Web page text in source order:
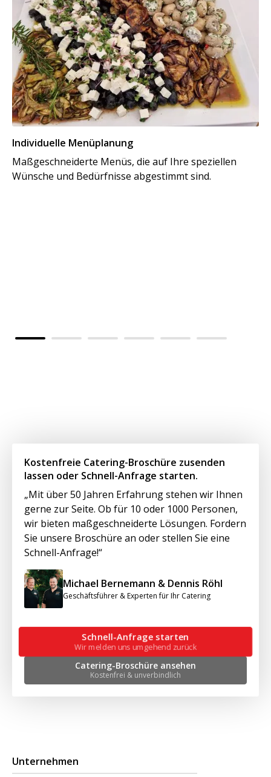
Individuelle Menüplanung
Maßgeschneiderte Menüs, die auf Ihre speziellen
Wünsche und Bedürfnisse abgestimmt sind.
Kostenfreie Catering-Broschüre zusenden
lassen oder Schnell-Anfrage starten.
„Mit über 50 Jahren Erfahrung stehen wir Ihnen
gerne zur Seite. Ob für 10 oder 1000 Personen,
wir bieten maßgeschneiderte Lösungen. Fordern
Sie unsere Broschüre an oder stellen Sie eine
Schnell-Anfrage!“
Michael Bernemann & Dennis Röhl
Geschäftsführer & Experten für Ihr Catering
Schnell-Anfrage starten
Wir melden uns umgehend zurück
Catering-Broschüre ansehen
Kostenfrei & unverbindlich
Unternehmen